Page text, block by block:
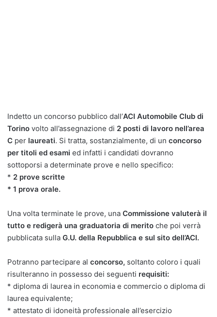
Indetto un concorso pubblico dall’ACI Automobile Club di
Torino volto all’assegnazione di 2 posti di lavoro nell’area
C per laureati. Si tratta, sostanzialmente, di un concorso
per titoli ed esami ed infatti i candidati dovranno
sottoporsi a determinate prove e nello specifico:
* 2 prove scritte
* 1 prova orale.
Una volta terminate le prove, una Commissione valuterà il
tutto e redigerà una graduatoria di merito che poi verrà
pubblicata sulla G.U. della Repubblica e sul sito dell’ACI.
Potranno partecipare al concorso, soltanto coloro i quali
risulteranno in possesso dei seguenti requisiti:
* diploma di laurea in economia e commercio o diploma di
laurea equivalente;
* attestato di idoneità professionale all’esercizio